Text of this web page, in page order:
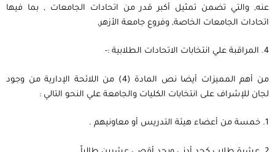
عنه, والتي تضمن تمثيل أكبر قدر من اتحادات الجامعات , بما فيها
اتحادات الجامعات الخاصة, وفروع جامعة الأزهر,
4. المراقبة علي انتخابات الاتحادات الطلابية :-
من أهم المميزات أيضا نص المادة (4) من اللائحة الإدارية من وجود
لجان للإشراف على انتخابات الكليات والجامعة علي النحو التالي :